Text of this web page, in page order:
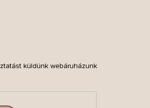
küldünk webáruházunk